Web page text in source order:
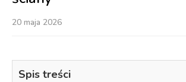
20 maja 2026
Spis treści